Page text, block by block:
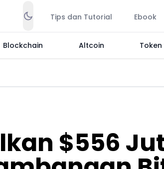
Tips dan Tutorial Ebook
Blockchain Altcoin Token
$556